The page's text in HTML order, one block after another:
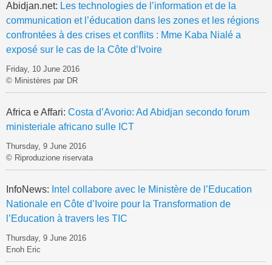
Abidjan.net: Les technologies de l’information et de la
communication et l’éducation dans les zones et les régions
confrontées à des crises et conflits : Mme Kaba Nialé a
exposé sur le cas de la Côte d’Ivoire
Friday, 10 June 2016
© Ministères par DR
Africa e Affari: Costa d’Avorio: Ad Abidjan secondo forum
ministeriale africano sulle ICT
Thursday, 9 June 2016
© Riproduzione riservata
InfoNews: Intel collabore avec le Ministère de l’Education
Nationale en Côte d’Ivoire pour la Transformation de
l’Education à travers les TIC
Thursday, 9 June 2016
Enoh Eric